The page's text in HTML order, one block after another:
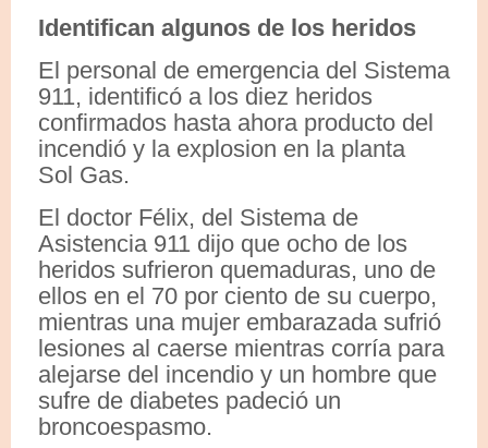
Identifican algunos de los heridos
El personal de emergencia del Sistema
911, identificó a los diez heridos
confirmados hasta ahora producto del
incendió y la explosion en la planta
Sol Gas.
El doctor Félix, del Sistema de
Asistencia 911 dijo que ocho de los
heridos sufrieron quemaduras, uno de
ellos en el 70 por ciento de su cuerpo,
mientras una mujer embarazada sufrió
lesiones al caerse mientras corría para
alejarse del incendio y un hombre que
sufre de diabetes padeció un
broncoespasmo.